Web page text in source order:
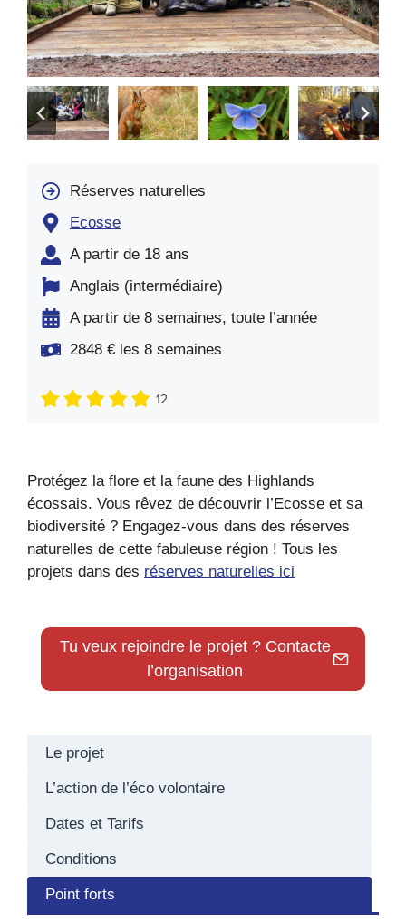
Réserves naturelles
Ecosse
A partir de 18 ans
Anglais (intermédiaire)
A partir de 8 semaines, toute l’année
2848 € les 8 semaines
12
Protégez la flore et la faune des Highlands
écossais. Vous rêvez de découvrir l’Ecosse et sa
biodiversité ? Engagez-vous dans des réserves
naturelles de cette fabuleuse région ! Tous les
projets dans des réserves naturelles ici
Tu veux rejoindre le projet ? Contacte
l’organisation
Le projet
L’action de l’éco volontaire
Dates et Tarifs
Conditions
Point forts